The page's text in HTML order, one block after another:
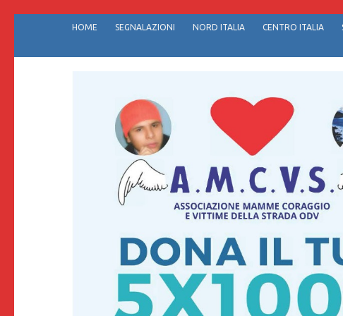
contenuto
HOME SEGNALAZIONI NORD ITALIA CENTRO ITALIA